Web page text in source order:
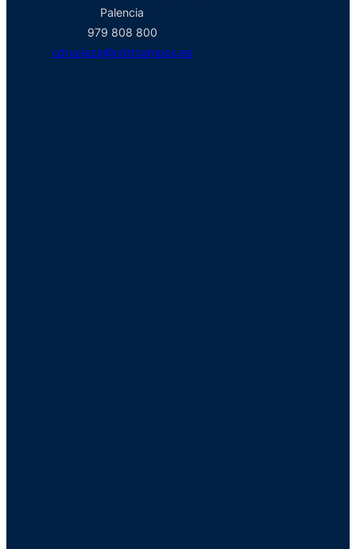
Palencia
979 808 800
cdrucieza@cdrtcampos.es